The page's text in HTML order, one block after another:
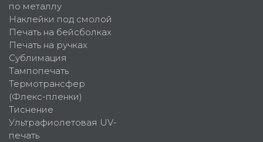
по металлу
Наклейки под смолой
Печать на бейсболках
Печать на ручках
Сублимация
Тампопечать
Термотрансфер
(Флекс-пленки)
Тиснение
Ультрафиолетовая UV-
печать